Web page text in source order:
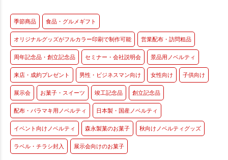
季節商品 食品・グルメギフト
オリジナルグッズがフルカラー印刷で制作可能 営業配布・訪問粗品
周年記念品・創立記念品 セミナー・会社説明会 景品用ノベルティ
来店・成約プレゼント 男性・ビジネスマン向け 女性向け 子供向け
展示会 お菓子・スイーツ 竣工記念品 創立記念品
配布・バラマキ用ノベルティ 日本製・国産ノベルティ
イベント向けノベルティ 森永製菓のお菓子 秋向けノベルティグッズ
ラベル・チラシ封入 展示会向けのお菓子